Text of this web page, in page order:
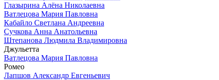
Глазырина Алёна Николаевна
Ватлецова Мария Павловна
Кабайло Светлана Андреевна
Сучкова Анна Анатольевна
Штепанова Людмила Владимировна
Джульетта
Ватлецова Мария Павловна
Ромео
Лапшов Александр Евгеньевич